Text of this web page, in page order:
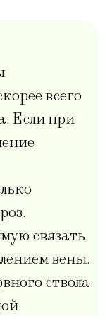
всего
Если при
связать
вены.
ствола